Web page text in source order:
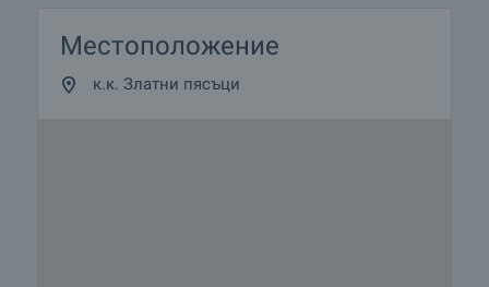
Местоположение
к.к. Златни пясъци